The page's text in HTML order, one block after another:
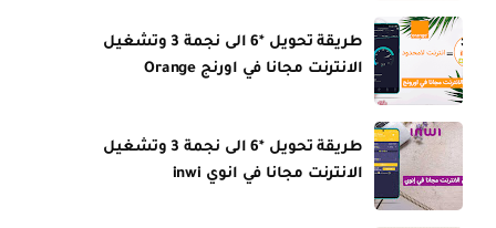
طريقة تحويل *6 الى نجمة 3 وتشغيل
الانترنت مجانا في اورنج Orange
طريقة تحويل *6 الى نجمة 3 وتشغيل
الانترنت مجانا في انوي inwi